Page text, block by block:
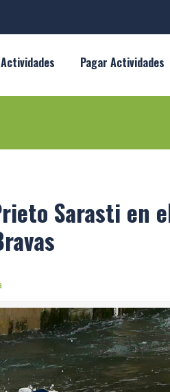
Actividades Pagar Actividades
Sarasti en